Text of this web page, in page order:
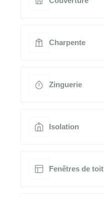
Charpente
Zinguerie
Isolation
Fenêtres de toit